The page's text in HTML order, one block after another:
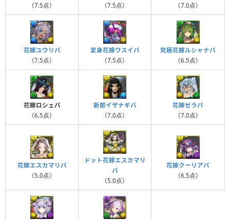
（7.5点）
（7.5点）
（7.0点）
花嫁ユウリパ
（7.5点）
変身花嫁ウスイパ
（7.5点）
究極花嫁ルシャナパ
（6.5点）
花嫁ロシェパ
（6.5点）
新郎イザナギパ
（7.0点）
花嫁ゼラパ
（7.0点）
花嫁エスカマリパ
（5.0点）
ドット花嫁エスカマリ
パ
（5.0点）
花嫁クーリアパ
（6.5点）